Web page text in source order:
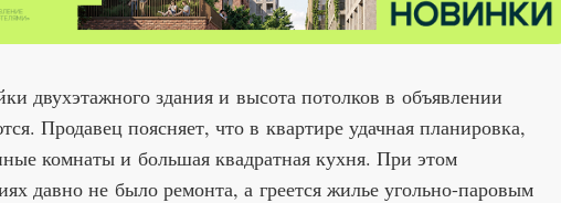
двухэтажного здания и высота потолков в объявлении
Продавец поясняет, что в квартире удачная планировка,
комнаты и большая квадратная кухня. При этом
давно не было ремонта, а греется жилье угольно-паровым